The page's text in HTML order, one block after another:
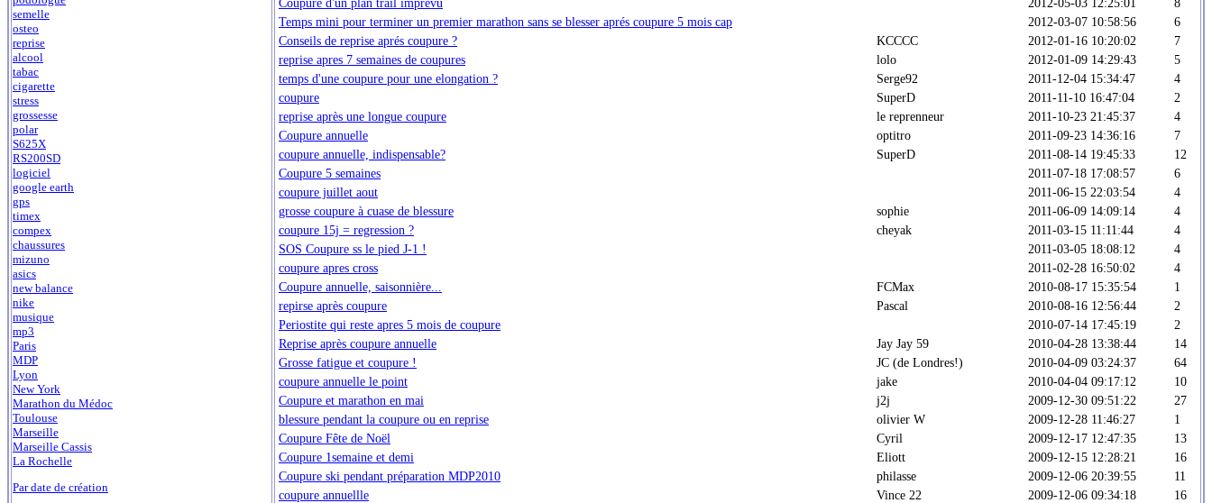
semelle
osteo
reprise
alcool
tabac
cigarette
stress
grossesse
polar
S625X
RS200SD
logiciel
google earth
gps
timex
compex
chaussures
mizuno
asics
new balance
nike
musique
mp3
Paris
MDP
Lyon
New York
Marathon du Médoc
Toulouse
Marseille
Marseille Cassis
La Rochelle
Par date de création
Temps mini pour terminer un premier marathon sans se blesser aprés coupure 5 mois cap
2012-03-07 10:58:56
6
Conseils de reprise aprés coupure ?
KCCCC 2012-01-16 10:20:02
7
reprise apres 7 semaines de coupures
lolo 2012-01-09 14:29:43
5
temps d'une coupure pour une elongation ?
Serge92 2011-12-04 15:34:47
4
coupure
SuperD 2011-11-10 16:47:04
2
reprise après une longue coupure
le reprenneur 2011-10-23 21:45:37
4
Coupure annuelle
optitro 2011-09-23 14:36:16
7
coupure annuelle, indispensable?
SuperD 2011-08-14 19:45:33
12
Coupure 5 semaines
2011-07-18 17:08:57
6
coupure juillet aout
2011-06-15 22:03:54
4
grosse coupure à cuase de blessure
sophie 2011-06-09 14:09:14
4
coupure 15j = regression ?
cheyak 2011-03-15 11:11:44
4
SOS Coupure ss le pied J-1 !
2011-03-05 18:08:12
4
coupure apres cross
2011-02-28 16:50:02
4
Coupure annuelle, saisonnière...
FCMax 2010-08-17 15:35:54
1
repirse après coupure
Pascal 2010-08-16 12:56:44
2
Periostite qui reste apres 5 mois de coupure
2010-07-14 17:45:19
2
Reprise après coupure annuelle
Jay Jay 59 2010-04-28 13:38:44
14
Grosse fatigue et coupure !
JC (de Londres!) 2010-04-09 03:24:37
64
coupure annuelle le point
jake 2010-04-04 09:17:12
10
Coupure et marathon en mai
j2j 2009-12-30 09:51:22
27
blessure pendant la coupure ou en reprise
olivier W 2009-12-28 11:46:27
1
Coupure Fête de Noël
Cyril 2009-12-17 12:47:35
13
Coupure 1semaine et demi
Eliott 2009-12-15 12:28:21
16
Coupure ski pendant préparation MDP2010
philasse 2009-12-06 20:39:55
11
coupure annuellle
Vince 22 2009-12-06 09:34:18
16